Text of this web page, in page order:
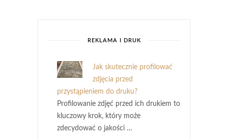
REKLAMA I DRUK
Jak skutecznie profilować
zdjęcia przed
przystąpieniem do druku?
Profilowanie zdjęć przed ich drukiem to
kluczowy krok, który może
zdecydować o jakości …